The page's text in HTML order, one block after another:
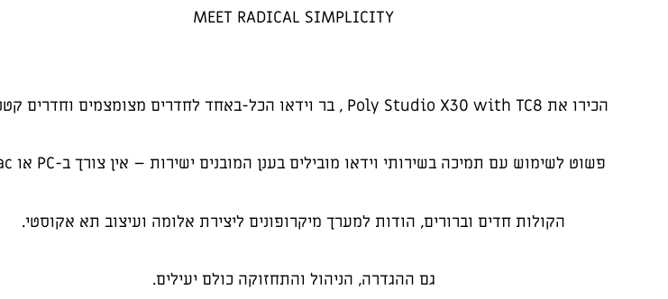
MEET RADICAL SIMPLICITY
הכירו את Poly Studio X30 with TC8 , בר וידאו הכל-באחד לחדרים מצומצמים וחדרים קטנים.
פשוט לשימוש עם תמיכה בשירותי וידאו מובילים בענן המובנים ישירות – אין צורך ב-PC או Mac.
הקולות חדים וברורים, הודות למערך מיקרופונים ליצירת אלומה ועיצוב תא אקוסטי.
גם ההגדרה, הניהול והתחזוקה כולם יעילים.